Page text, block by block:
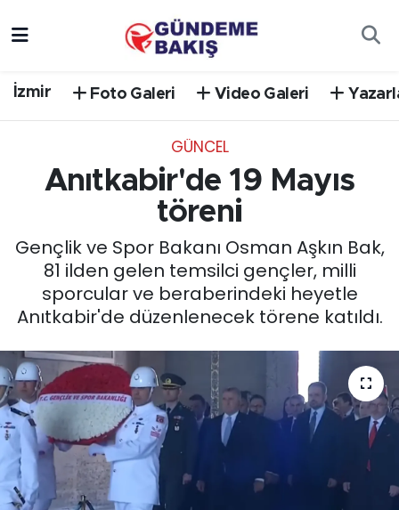
İzmir Foto Galeri Video Galeri
GÜNCEL
Anıtkabir'de 19 Mayıs
töreni
Gençlik ve Spor Bakanı Osman Aşkın Bak,
81 ilden gelen temsilci gençler, milli
sporcular ve beraberindeki heyetle
Anıtkabir'de düzenlenecek törene katıldı.
EĞİTİM
EKONOMİ
GÜNCEL
KÜLTÜR SANAT
MAGAZİN
Süper Lig Puan Durumu ve Fikstür
Tüm Manşetler
Son Dakika Haberleri